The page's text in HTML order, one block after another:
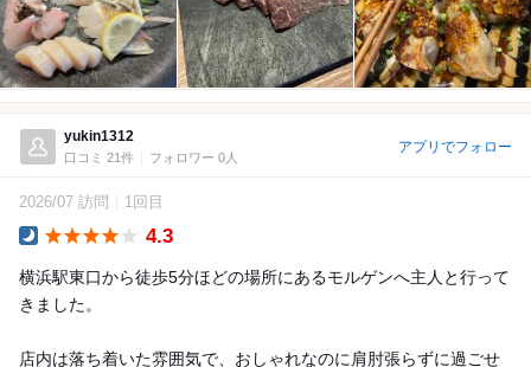
yukin1312
口コミ 21件 フォロワー 0人
アプリでフォロー
2026/07 訪問 1回目
4.3
横浜駅東口から徒歩5分ほどの場所にあるモルゲンへ主人と行って
きました。
店内は落ち着いた雰囲気で、おしゃれなのに肩肘張らずに過ごせ